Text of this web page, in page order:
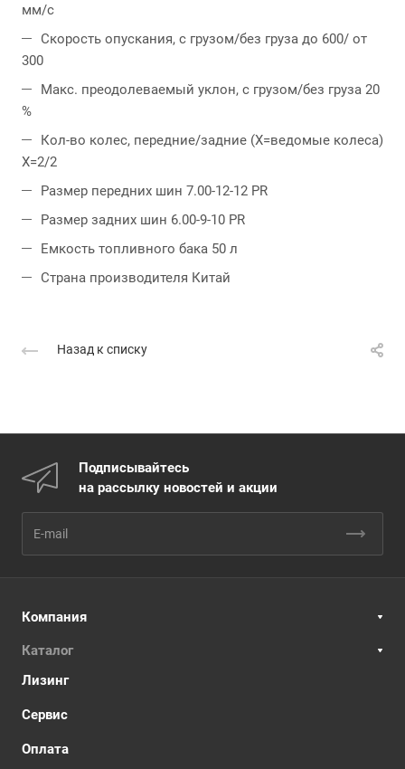
мм/с
Скорость опускания, с грузом/без груза до 600/ от
300
Макс. преодолеваемый уклон, с грузом/без груза 20
%
Кол-во колес, передние/задние (X=ведомые колеса)
X=2/2
Размер передних шин 7.00-12-12 PR
Размер задних шин 6.00-9-10 PR
Емкость топливного бака 50 л
Страна производителя Китай
Назад к списку
Подписывайтесь
на рассылку новостей и акции
Компания
Каталог
Лизинг
Сервис
Оплата